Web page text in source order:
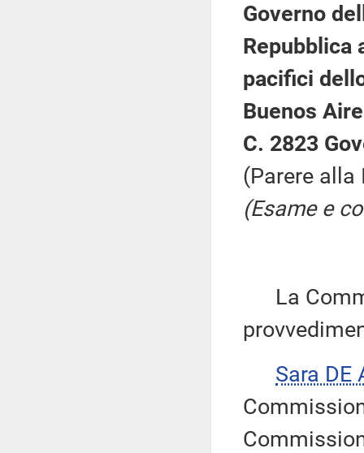
Governo
Repubblica
pacifici
Buenos
C. 2823
(Parere alla
(Esame e
La
Sara DE